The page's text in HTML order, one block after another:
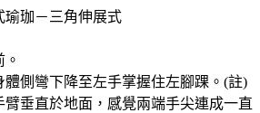
瑜珈－三角伸展式
體側彎下降至左手掌握住左腳踝。(註)
臂垂直於地面，感覺兩端手尖連成一直